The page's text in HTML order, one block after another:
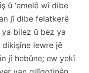
û ‘emelê wî dibe
jî dibe felatkerê
bilez û bez ya
lewre jê
jî hebûne; ew yekî